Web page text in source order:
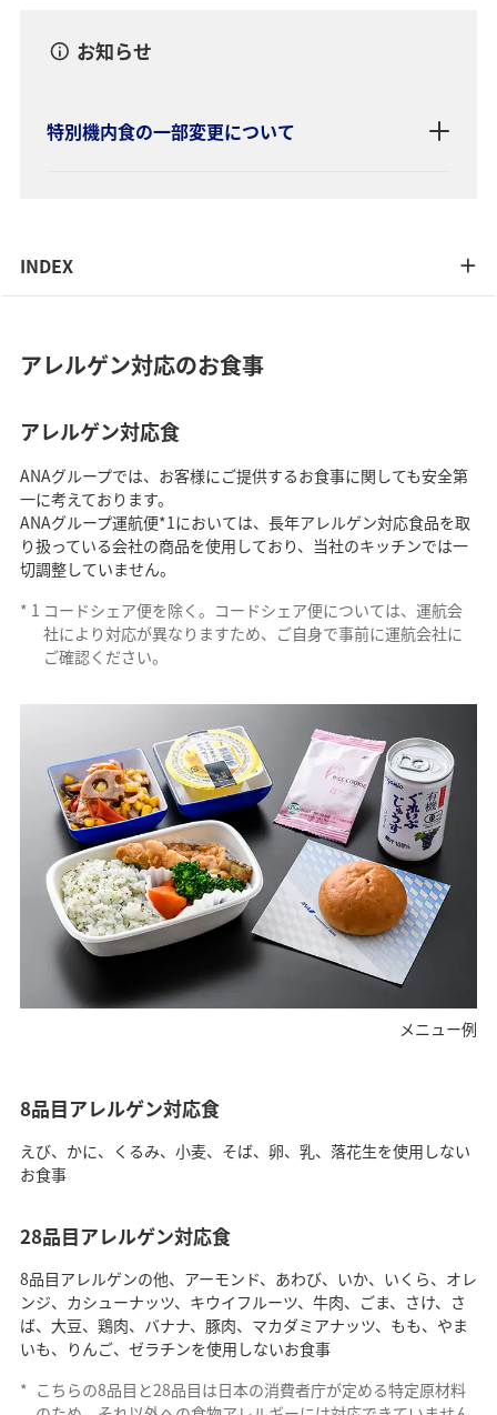
お知らせ
特別機内食の一部変更について
INDEX
アレルゲン対応のお食事
アレルゲン対応食
ANAグループでは、お客様にご提供するお食事に関しても安全第
一に考えております。
ANAグループ運航便*1においては、長年アレルゲン対応食品を取
り扱っている会社の商品を使用しており、当社のキッチンでは一
切調整していません。
* 1 コードシェア便を除く。コードシェア便については、運航会
社により対応が異なりますため、ご自身で事前に運航会社に
ご確認ください。
メニュー例
8品目アレルゲン対応食
えび、かに、くるみ、小麦、そば、卵、乳、落花生を使用しない
お食事
28品目アレルゲン対応食
8品目アレルゲンの他、アーモンド、あわび、いか、いくら、オレ
ンジ、カシューナッツ、キウイフルーツ、牛肉、ごま、さけ、さ
ば、大豆、鶏肉、バナナ、豚肉、マカダミアナッツ、もも、やま
いも、りんご、ゼラチンを使用しないお食事
* こちらの8品目と28品目は日本の消費者庁が定める特定原材料